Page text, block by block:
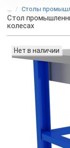
... Столы
Стол
колесах
Нет в наличии